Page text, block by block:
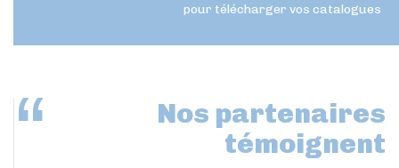
pour télécharger vos catalogues
Nos partenaires
témoignent